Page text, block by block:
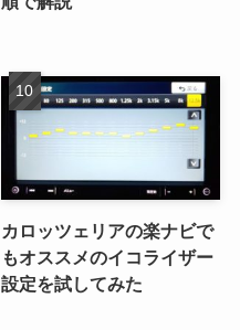
カロッツェリアの楽ナビで
もオススメのイコライザー
設定を試してみた